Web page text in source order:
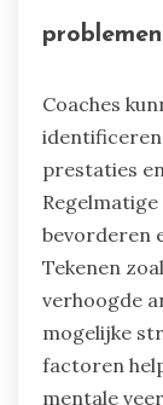
gebrek aan
veerkracht
Hoe
Coaches
prestaties